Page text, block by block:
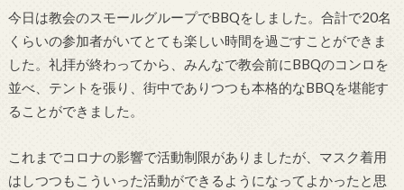
今日は教会のスモールグループでBBQをしました。合計で20名
くらいの参加者がいてとても楽しい時間を過ごすことができま
した。礼拝が終わってから、みんなで教会前にBBQのコンロを
並べ、テントを張り、街中でありつつも本格的なBBQを堪能す
ることができました。
これまでコロナの影響で活動制限がありましたが、マスク着用
はしつつもこういった活動ができるようになってよかったと思